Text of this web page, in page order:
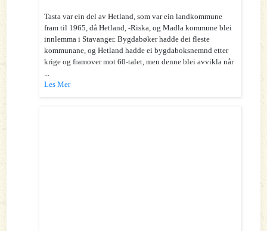
Tasta var ein del av Hetland, som var ein landkommune
fram til 1965, då Hetland, -Riska, og Madla kommune blei
innlemma i Stavanger. Bygdabøker hadde dei fleste
kommunane, og Hetland hadde ei bygdaboksnemnd etter
krige og framover mot 60-talet, men denne blei avvikla når
...
Les Mer